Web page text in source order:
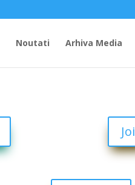
Noutati Arhiva Media
Joi